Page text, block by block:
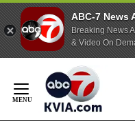
ABC-7 News
Breaking News
& Video On
Content